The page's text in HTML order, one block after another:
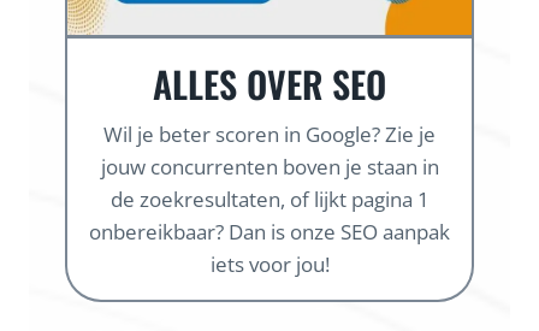
ALLES OVER SEO
Wil je beter scoren in Google? Zie je
jouw concurrenten boven je staan in
de zoekresultaten, of lijkt pagina 1
onbereikbaar? Dan is onze SEO aanpak
iets voor jou!